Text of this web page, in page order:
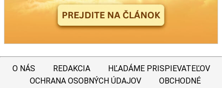
O NÁS REDAKCIA
HĽADÁME PRISPIEVATEĽOV
OCHRANA OSOBNÝCH ÚDAJOV
OBCHODNÉ